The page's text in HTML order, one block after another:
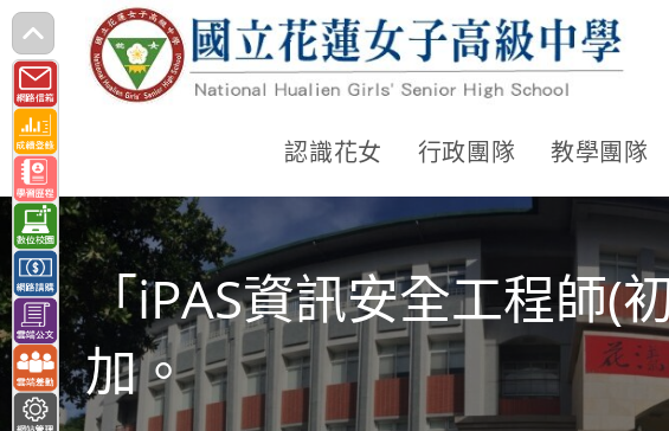
跳
轉
至
主
要
內
容
認識花女 行政團隊 教學團隊
「iPAS資訊安全工程師(
加。